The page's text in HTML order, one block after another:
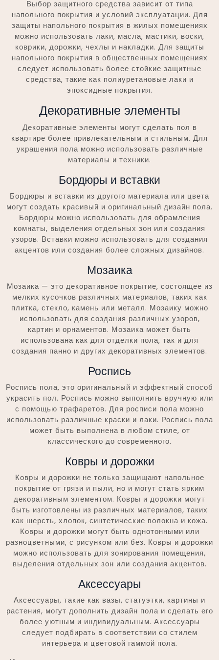
Выбор защитного средства зависит от типа
напольного покрытия и условий эксплуатации. Для
защиты напольного покрытия в жилых помещениях
можно использовать лаки, масла, мастики, воски,
коврики, дорожки, чехлы и накладки. Для защиты
напольного покрытия в общественных помещениях
следует использовать более стойкие защитные
средства, такие как полиуретановые лаки и
эпоксидные покрытия.
Декоративные элементы
Декоративные элементы могут сделать пол в
квартире более привлекательным и стильным. Для
украшения пола можно использовать различные
материалы и техники.
Бордюры и вставки
Бордюры и вставки из другого материала или цвета
могут создать красивый и оригинальный дизайн пола.
Бордюры можно использовать для обрамления
комнаты, выделения отдельных зон или создания
узоров. Вставки можно использовать для создания
акцентов или создания более сложных дизайнов.
Мозаика
Мозаика — это декоративное покрытие, состоящее из
мелких кусочков различных материалов, таких как
плитка, стекло, камень или металл. Мозаику можно
использовать для создания различных узоров,
картин и орнаментов. Мозаика может быть
использована как для отделки пола, так и для
создания панно и других декоративных элементов.
Роспись
Роспись пола, это оригинальный и эффектный способ
украсить пол. Роспись можно выполнить вручную или
с помощью трафаретов. Для росписи пола можно
использовать различные краски и лаки. Роспись пола
может быть выполнена в любом стиле, от
классического до современного.
Ковры и дорожки
Ковры и дорожки не только защищают напольное
покрытие от грязи и пыли, но и могут стать ярким
декоративным элементом. Ковры и дорожки могут
быть изготовлены из различных материалов, таких
как шерсть, хлопок, синтетические волокна и кожа.
Ковры и дорожки могут быть однотонными или
разноцветными, с рисунком или без. Ковры и дорожки
можно использовать для зонирования помещения,
выделения отдельных зон или создания акцентов.
Аксессуары
Аксессуары, такие как вазы, статуэтки, картины и
растения, могут дополнить дизайн пола и сделать его
более уютным и индивидуальным. Аксессуары
следует подбирать в соответствии со стилем
интерьера и цветовой гаммой пола.